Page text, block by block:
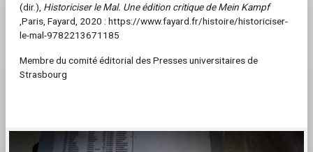
(dir.), Historiciser le Mal. Une édition critique de Mein Kampf
,Paris, Fayard, 2020 : https://www.fayard.fr/histoire/historiciser-
le-mal-9782213671185
Membre du comité éditorial des Presses universitaires de
Strasbourg